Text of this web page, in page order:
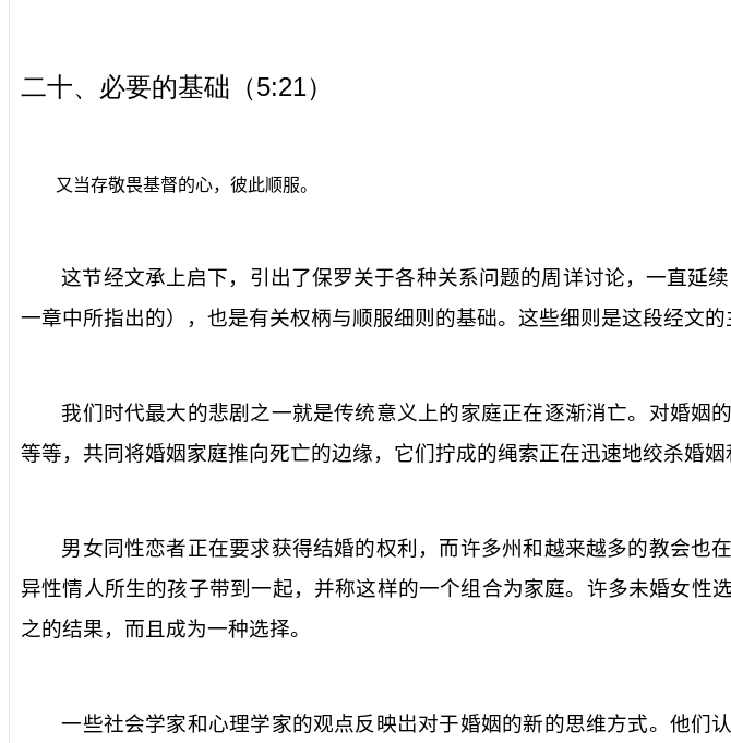
二十、 必要的基础 （5:21）
又当存敬畏基督的心，彼此顺服。
这节经文承上启下，引出了保罗关于各种关系问题的周详讨论，一直延续
一章中所指出的），也是有关权柄与顺服细则的基础。这些细则是这段经文
我们时代最大的悲剧之一就是传统意义上的家庭正在逐渐消亡。对婚
等等，共同将婚姻家庭推向死亡的边缘，它们拧成的绳索正在迅速地绞杀婚姻
男女同性恋者正在要求获得结婚的权利，而许多州和越来越多的教会
异性情人所生的孩子带到一起，并称这样的一个组合为家庭。许多未婚女
之的结果，而且成为一种选择。
一些社会学家和心理学家的观点反映岀对于婚姻的新的思维方式。他们